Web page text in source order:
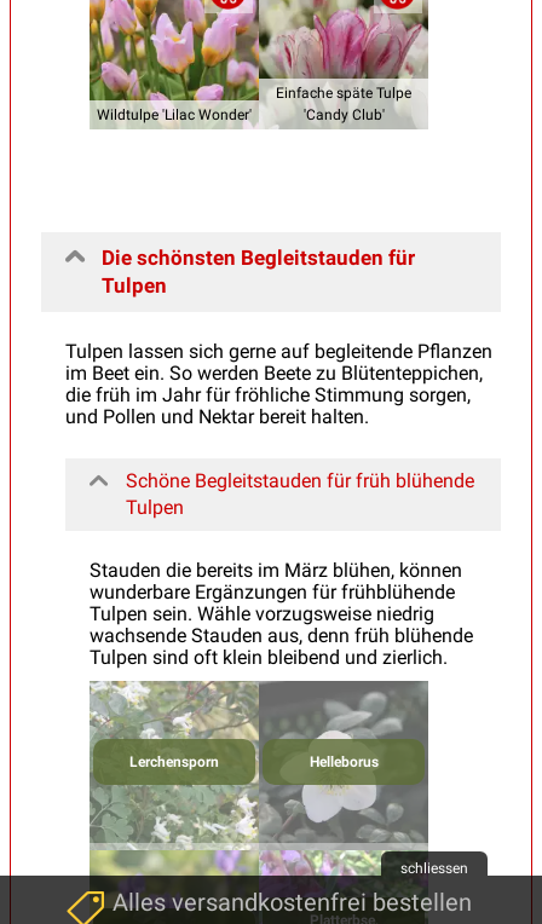
Wildtulpe 'Lilac Wonder'
Einfache späte Tulpe
'Candy Club'
Die schönsten Begleitstauden für
Tulpen
Tulpen lassen sich gerne auf begleitende Pflanzen
im Beet ein. So werden Beete zu Blütenteppichen,
die früh im Jahr für fröhliche Stimmung sorgen,
und Pollen und Nektar bereit halten.
Schöne Begleitstauden für früh blühende
Tulpen
Stauden die bereits im März blühen, können
wunderbare Ergänzungen für frühblühende
Tulpen sein. Wähle vorzugsweise niedrig
wachsende Stauden aus, denn früh blühende
Tulpen sind oft klein bleibend und zierlich.
Lerchensporn Helleborus
Platterbse,
schliessen
Alles versandkostenfrei bestellen